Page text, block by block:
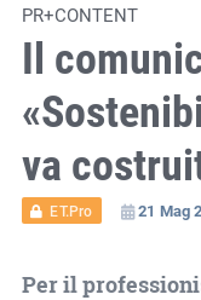
PR+CONTENT
Il
va
ET.Pro 21 Mag
Per il